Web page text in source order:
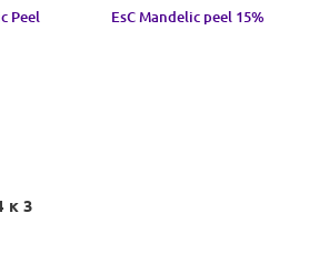
Peel EsC Mandelic peel 15%
к 3